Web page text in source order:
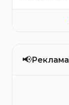
📢Реклама